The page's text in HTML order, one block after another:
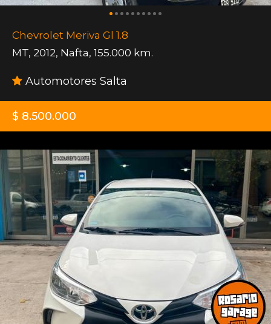
Chevrolet Meriva Gl 1.8
MT, 2012, Nafta, 155.000 km.
Automotores Salta
$ 8.500.000